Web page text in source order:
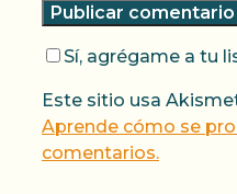
Sí, agrégame a tu
Este sitio usa
Aprende cómo se
comentarios.